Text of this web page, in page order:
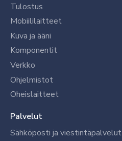
Tulostus
Mobiililaitteet
Kuva ja ääni
Komponentit
Verkko
Ohjelmistot
Oheislaitteet
Palvelut
Sähköposti ja viestintäpalvelut